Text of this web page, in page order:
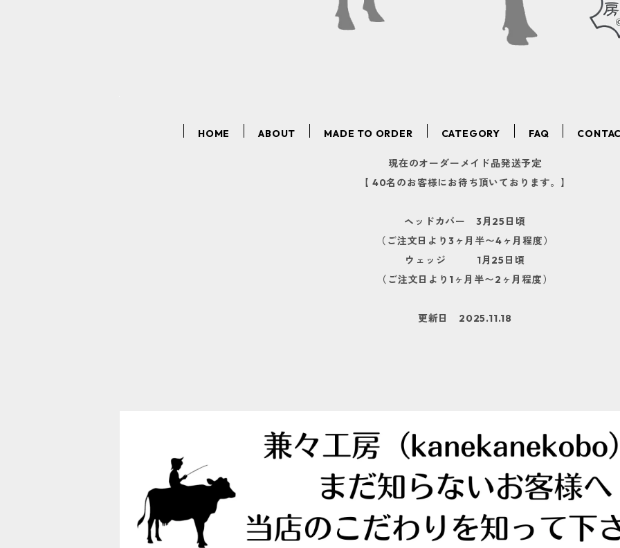
HOME ABOUT MADE TO ORDER CATEGORY FAQ
現在のオーダーメイド品発送予定
【 40名のお客様にお待ち頂いております。】
ヘッドカバー 3月25日頃
（ご注文日より3ヶ月半〜4ヶ月程度）
ウェッジ 1月25日頃
（ご注文日より1ヶ月半〜2ヶ月程度）
更新日 2025.11.18